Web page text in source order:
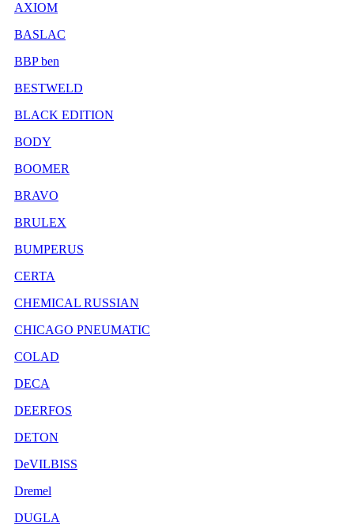
AXIOM
BASLAC
BBP ben
BESTWELD
BLACK EDITION
BODY
BOOMER
BRAVO
BRULEX
BUMPERUS
CERTA
CHEMICAL RUSSIAN
CHICAGO PNEUMATIC
COLAD
DECA
DEERFOS
DETON
DeVILBISS
Dremel
DUGLA